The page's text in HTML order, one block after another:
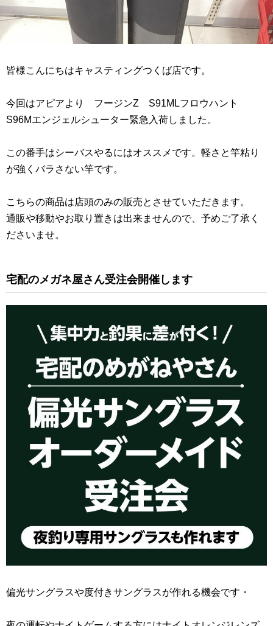
皆様こんにちはキャスティングつくば店です。
今回はアピアより フージンZ S91MLフロウハント
S96Mエンジェルシューター緊急入荷しました。
この番手はシーバスやるにはオススメです。軽さと竿粘り
が強くバラさない竿です。
こちらの商品は店頭のみの販売とさせていただきます。
通販や移動やお取り置きは出来ませんので、予めご了承く
ださいませ。
宅配のメガネ屋さん受注会開催します
偏光サングラスや度付きサングラスが作れる機会です・